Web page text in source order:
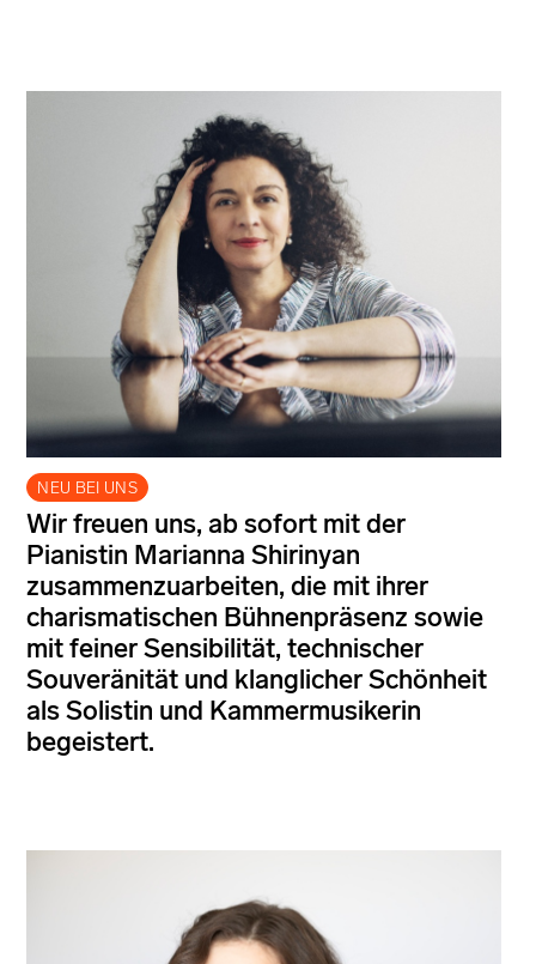
NEU BEI UNS
Wir freuen uns, ab sofort mit der
Pianistin Marianna Shirinyan
zusammenzuarbeiten, die mit ihrer
charismatischen Bühnenpräsenz sowie
mit feiner Sensibilität, technischer
Souveränität und klanglicher Schönheit
als Solistin und Kammermusikerin
begeistert.